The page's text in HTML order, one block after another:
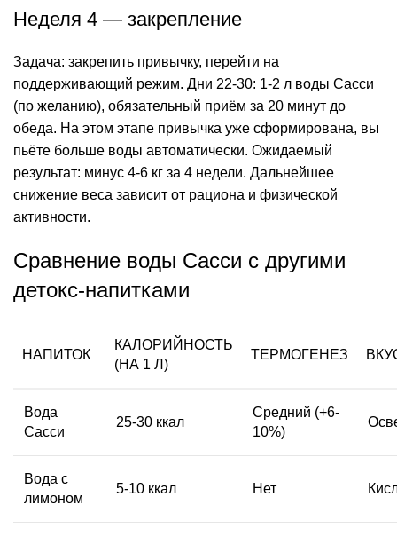
Неделя 4 — закрепление
Задача: закрепить привычку, перейти на
поддерживающий режим. Дни 22-30: 1-2 л воды Сасси
(по желанию), обязательный приём за 20 минут до
обеда. На этом этапе привычка уже сформирована, вы
пьёте больше воды автоматически. Ожидаемый
результат: минус 4-6 кг за 4 недели. Дальнейшее
снижение веса зависит от рациона и физической
активности.
Сравнение воды Сасси с другими
детокс-напитками
НАПИТОК
КАЛОРИЙНОСТЬ
(НА 1 Л)
ТЕРМОГЕНЕЗ
Вода
Сасси
25-30 ккал
Средний (+6-
10%)
Вода с
лимоном
5-10 ккал Нет